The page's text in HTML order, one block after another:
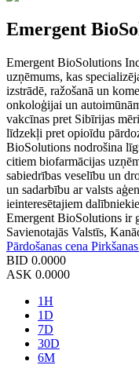
Emergent
Emergent BioSolutions
uzņēmums, kas
izstrādē, ražošanā un
onkoloģijai un
vakcīnas pret Sibīrijas
līdzekļi pret opioīdu
BioSolutions nodrošina
citiem biofarmācijas
sabiedrības veselību un
un sadarbību ar valsts
ieinteresētajiem
Emergent BioSolutions ir
Savienotajās Valstīs,
Pārdošanas cena
BID 0.0000
ASK 0.0000
1H
1D
7D
30D
6M